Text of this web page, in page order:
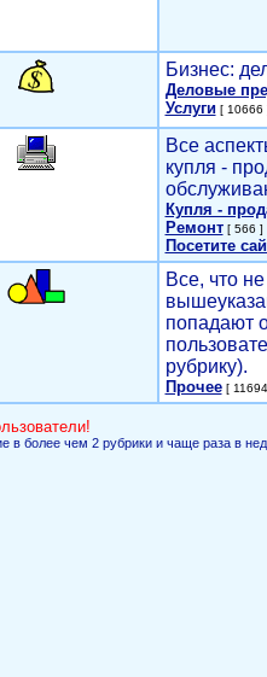
Бизнес:
Деловые
Услуги[ 10666
Все
купля -
Купля -
Ремонт[ 566 ]
Посетите
Все, что
попадают
рубрику).
Прочее[
в более чем 2 рубрики и чаще раза в